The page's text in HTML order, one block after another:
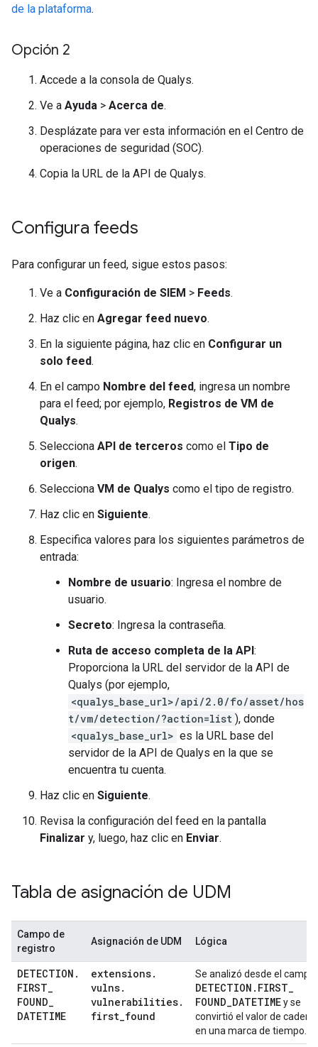
de la plataforma.
Opción 2
Accede a la consola de Qualys.
Ve a Ayuda > Acerca de.
Desplázate para ver esta información en el Centro de
operaciones de seguridad (SOC).
Copia la URL de la API de Qualys.
Configura feeds
Para configurar un feed, sigue estos pasos:
Ve a Configuración de SIEM > Feeds.
Haz clic en Agregar feed nuevo.
En la siguiente página, haz clic en Configurar un
solo feed.
En el campo Nombre del feed, ingresa un nombre
para el feed; por ejemplo, Registros de VM de
Qualys.
Selecciona API de terceros como el Tipo de
origen.
Selecciona VM de Qualys como el tipo de registro.
Haz clic en Siguiente.
Especifica valores para los siguientes parámetros de
entrada:
Nombre de usuario: Ingresa el nombre de
usuario.
Secreto: Ingresa la contraseña.
Ruta de acceso completa de la API:
Proporciona la URL del servidor de la API de
Qualys (por ejemplo,
<qualys_base_url>/api/2.0/fo/asset/hos
t/vm/detection/?action=list ), donde
<qualys_base_url> es la URL base del
servidor de la API de Qualys en la que se
encuentra tu cuenta.
Haz clic en Siguiente.
Revisa la configuración del feed en la pantalla
Finalizar y, luego, haz clic en Enviar.
Tabla de asignación de UDM
Campo de
registro
Asignación de UDM Lógica
DETECTION .
FIRST_
FOUND_
DATETIME
extensions.
vulns.
vulnerabilities.
first_found
Se analizó desde el campo
DETECTION . FIRST_
FOUND_DATETIMEy se
convirtió el valor de cadena
en una marca de tiempo.